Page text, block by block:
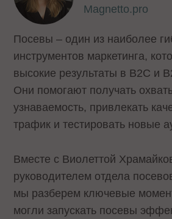
Magnetto.pro
Посевы – один из наиболее
инструментов маркетинга,
высокие результаты в B2C и
Они помогают получать
узнаваемость, привлекать
трафик и тестировать новые
Вместе с Виолеттой
руководителем отдела
мы разберем ключевые
могли запускать посевы